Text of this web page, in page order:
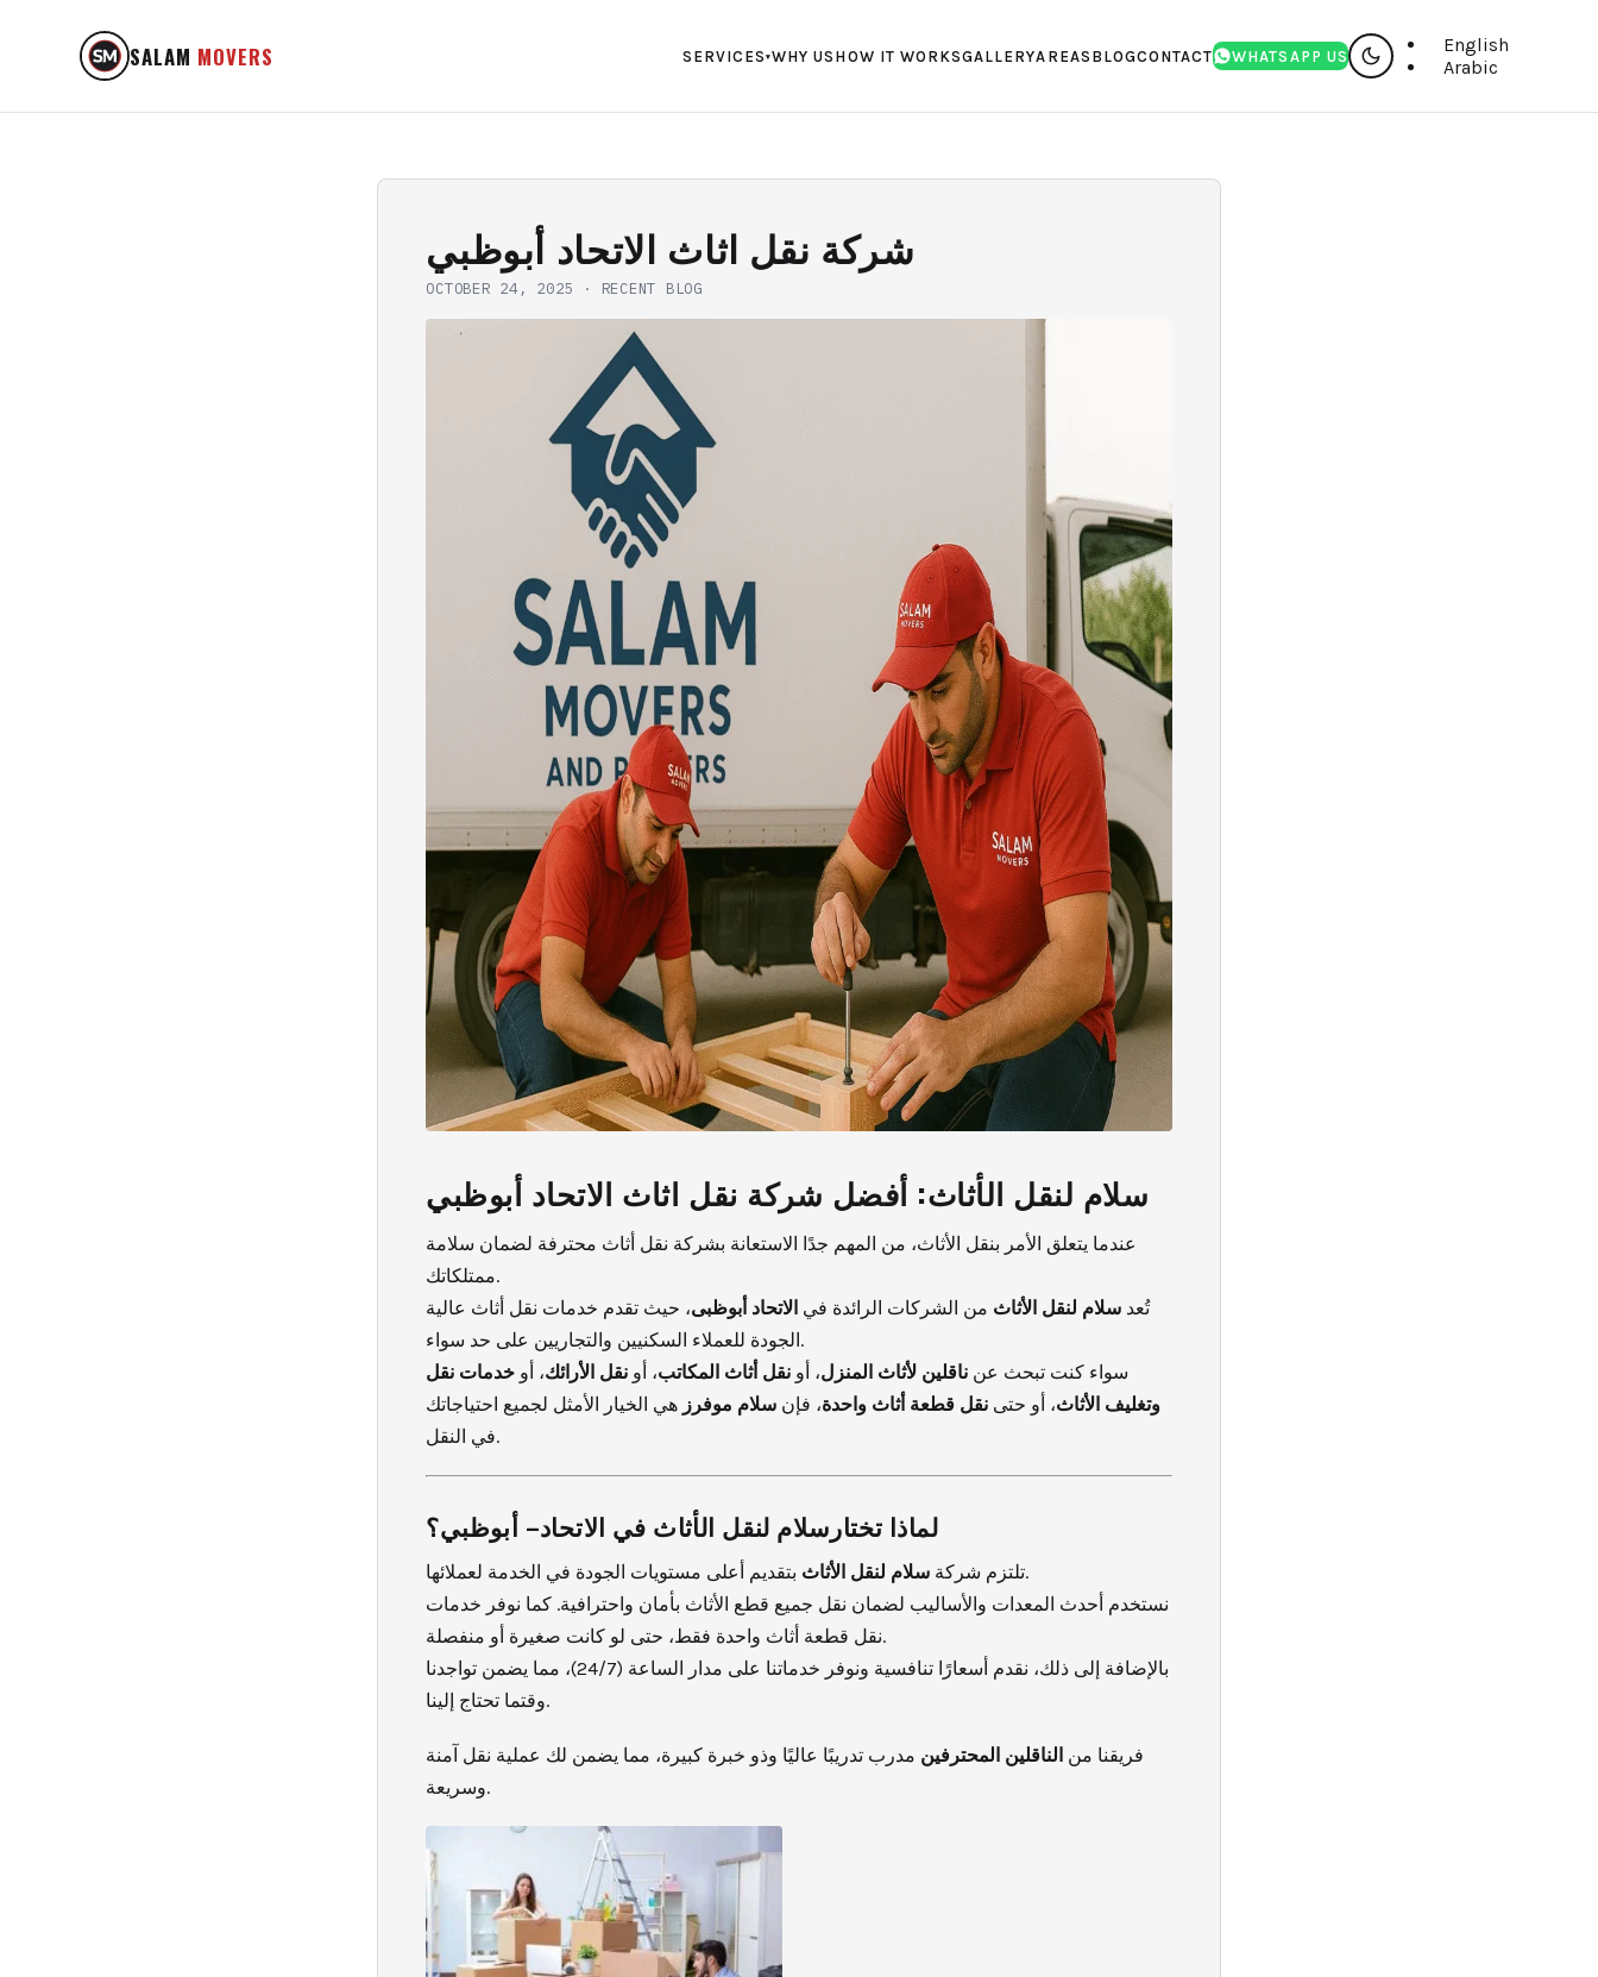
SALAM MOVERS SERVICES▾WHY US HOW IT WORKSGALLERYAREAS BLOGCONTACT WHATSAPP US
English
Arabic
شركة نقل اثاث الاتحاد أبوظبي
OCTOBER 24, 2025 · RECENT BLOG
سلام لنقل الأثاث: أفضل شركة نقل اثاث الاتحاد أبوظبي
عندما يتعلق الأمر بنقل الأثاث، من المهم جدًا الاستعانة بشركة نقل أثاث محترفة لضمان سلامة
ممتلكاتك.
تُعد سلام لنقل الأثاث من الشركات الرائدة في الاتحاد أبوظبی، حيث تقدم خدمات نقل أثاث عالية
الجودة للعملاء السكنيين والتجاريين على حد سواء.
سواء كنت تبحث عن ناقلين لأثاث المنزل، أو نقل أثاث المكاتب، أو نقل الأرائك، أو خدمات نقل
وتغليف الأثاث، أو حتى نقل قطعة أثاث واحدة، فإن سلام موفرز هي الخيار الأمثل لجميع احتياجاتك
في النقل.
لماذا تختارسلام لنقل الأثاث في الاتحاد– أبوظبي؟
تلتزم شركة سلام لنقل الأثاث
بتقديم أعلى مستويات الجودة في الخدمة لعملائها.
نستخدم أحدث المعدات والأساليب لضمان نقل جميع قطع الأثاث بأمان واحترافية. كما نوفر خدمات
نقل قطعة أثاث واحدة فقط، حتى لو كانت صغيرة أو منفصلة.
بالإضافة إلى ذلك، نقدم أسعارًا تنافسية ونوفر خدماتنا على مدار الساعة (24/7)، مما يضمن تواجدنا
وقتما تحتاج إلينا.
فريقنا من الناقلين المحترفين مدرب تدريبًا عاليًا وذو خبرة كبيرة، مما يضمن لك عملية نقل آمنة
وسريعة.